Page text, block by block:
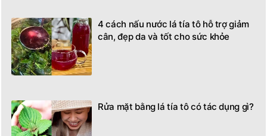
4 cách nấu nước lá tía tô hỗ trợ giảm
cân, đẹp da và tốt cho sức khỏe
Rửa mặt bằng lá tía tô có tác dụng gì?